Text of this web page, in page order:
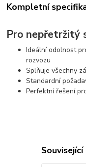
Kompletní
Pro nepřetržitý
Ideální odolnost
rozvozu
Splňuje všechny
Standardní
Perfektní řešení